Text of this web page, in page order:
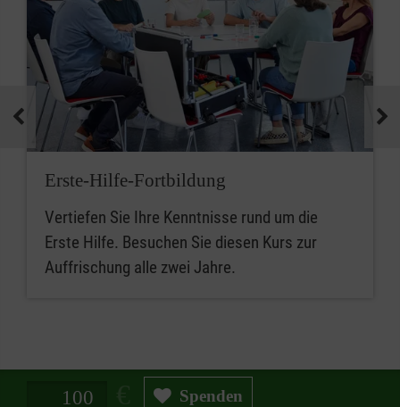
Erste-Hilfe-Fortbildung
Vertiefen Sie Ihre Kenntnisse rund um die
Erste Hilfe. Besuchen Sie diesen Kurs zur
Auffrischung alle zwei Jahre.
Spendenbetrag in Euro Spenden